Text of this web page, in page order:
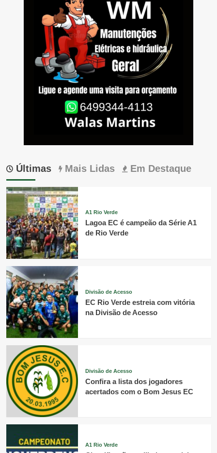
Últimas Mais Lidas Em Destaque
A1 Rio Verde
Lagoa EC é campeão da Série A1
de Rio Verde
Divisão de Acesso
EC Rio Verde estreia com vitória
na Divisão de Acesso
Divisão de Acesso
Confira a lista dos jogadores
acertados com o Bom Jesus EC
A1 Rio Verde